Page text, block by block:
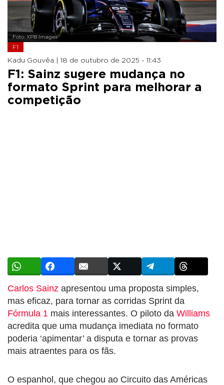
Foto: XPB Images
F1
Kadu Gouvêa | 18 de outubro de 2025 - 11:43
F1: Sainz sugere mudança no
formato Sprint para melhorar a
competição
Carlos Sainz apresentou uma proposta simples,
mas eficaz, para tornar as corridas Sprint da
Fórmula 1 mais interessantes. O piloto da Williams
acredita que uma mudança imediata no formato
poderia ‘apimentar’ a disputa e tornar as provas
mais atraentes para os fãs.
O espanhol, que chegou ao Circuito das Américas